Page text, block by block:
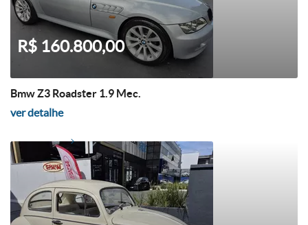
R$ 160.800,00
Bmw Z3 Roadster 1.9 Mec.
ver detalhe